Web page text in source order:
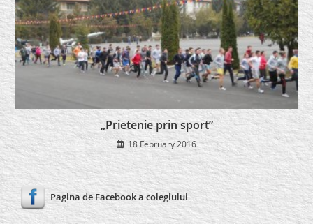
„Prietenie prin sport”
18 February 2016
Pagina de Facebook a colegiului